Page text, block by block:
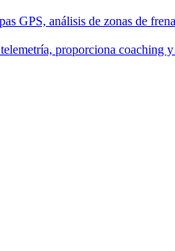
GPS, análisis de zonas de
proporciona coaching